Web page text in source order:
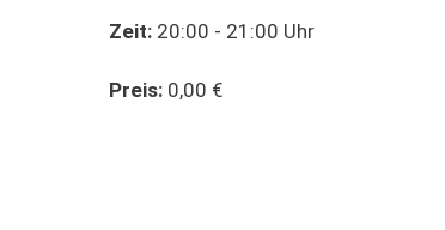
Zeit:20:00 - 21:00 Uhr
Preis:0,00 €